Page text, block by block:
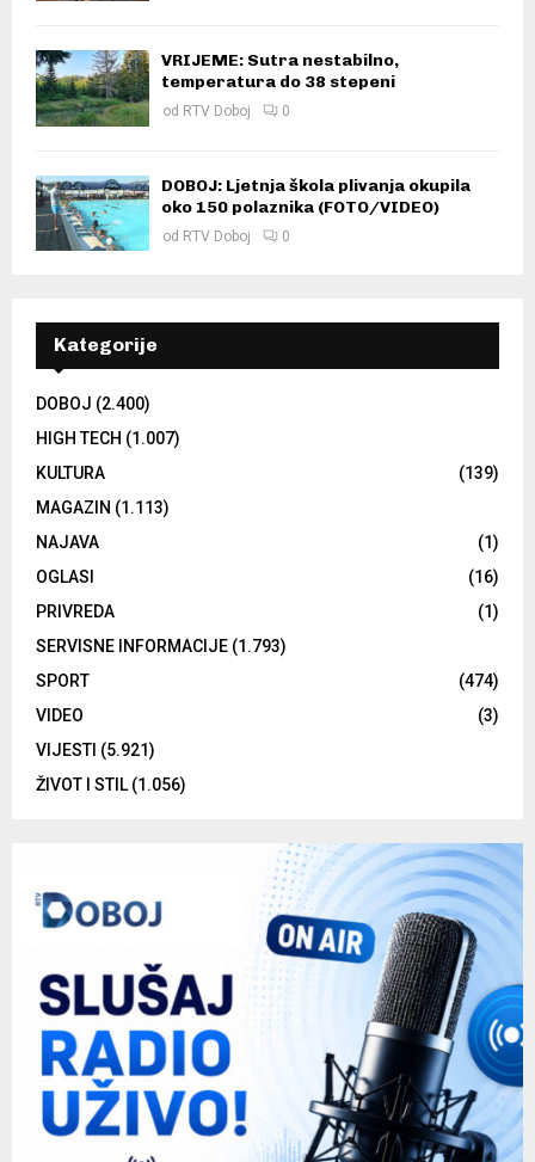
VRIJEME: Sutra nestabilno,
temperatura do 38 stepeni
od RTV Doboj 0
DOBOJ: Ljetnja škola plivanja okupila
oko 150 polaznika (FOTO/VIDEO)
od RTV Doboj 0
Kategorije
DOBOJ (2.400)
HIGH TECH (1.007)
KULTURA
(139)
MAGAZIN (1.113)
NAJAVA
(1)
OGLASI
(16)
PRIVREDA
(1)
SERVISNE INFORMACIJE (1.793)
SPORT
(474)
VIDEO
(3)
VIJESTI (5.921)
ŽIVOT I STIL (1.056)